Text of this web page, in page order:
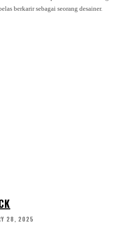
berkarir sebagai seorang desainer.
28, 2025